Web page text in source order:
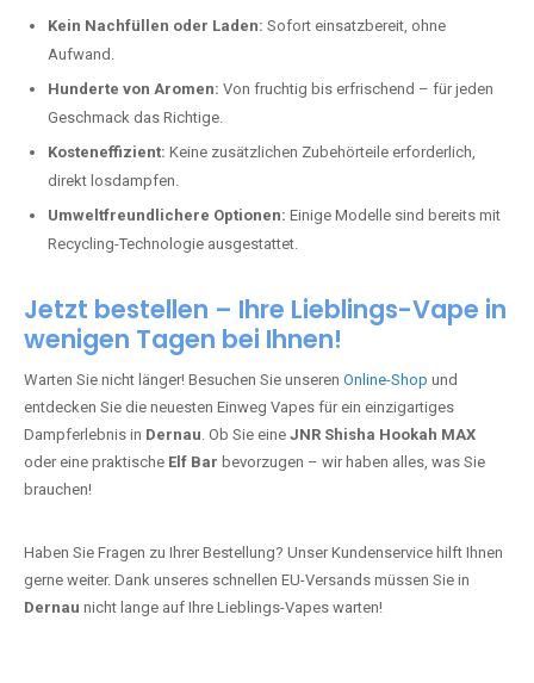
Kein Nachfüllen oder Laden: Sofort einsatzbereit, ohne
Aufwand.
Hunderte von Aromen: Von fruchtig bis erfrischend – für jeden
Geschmack das Richtige.
Kosteneffizient: Keine zusätzlichen Zubehörteile erforderlich,
direkt losdampfen.
Umweltfreundlichere Optionen: Einige Modelle sind bereits mit
Recycling-Technologie ausgestattet.
Jetzt bestellen – Ihre Lieblings-Vape in
wenigen Tagen bei Ihnen!
Warten Sie nicht länger! Besuchen Sie unseren Online-Shop und
entdecken Sie die neuesten Einweg Vapes für ein einzigartiges
Dampferlebnis in Dernau. Ob Sie eine JNR Shisha Hookah MAX
oder eine praktische Elf Bar bevorzugen – wir haben alles, was Sie
brauchen!
Haben Sie Fragen zu Ihrer Bestellung? Unser Kundenservice hilft Ihnen
gerne weiter. Dank unseres schnellen EU-Versands müssen Sie in
Dernau nicht lange auf Ihre Lieblings-Vapes warten!